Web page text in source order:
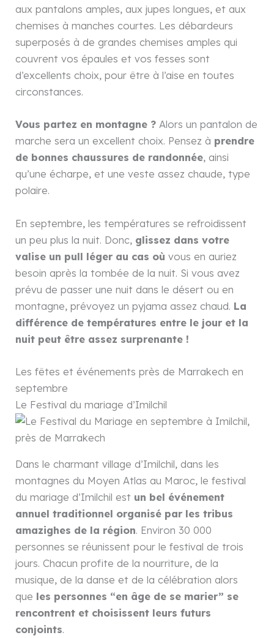
aux pantalons amples, aux jupes longues, et aux
chemises à manches courtes. Les débardeurs
superposés à de grandes chemises amples qui
couvrent vos épaules et vos fesses sont
d’excellents choix, pour être à l’aise en toutes
circonstances.
Vous partez en montagne ? Alors un pantalon de
marche sera un excellent choix. Pensez à prendre
de bonnes chaussures de randonnée, ainsi
qu’une écharpe, et une veste assez chaude, type
polaire.
En septembre, les températures se refroidissent
un peu plus la nuit. Donc, glissez dans votre
valise un pull léger au cas oùvous en auriez
besoin après la tombée de la nuit. Si vous avez
prévu de passer une nuit dans le désert ou en
montagne, prévoyez un pyjama assez chaud. La
différence de températures entre le jour et la
nuit peut être assez surprenante !
Les fêtes et événements près de Marrakech en
septembre
Le Festival du mariage d’Imilchil
Dans le charmant village d’Imilchil, dans les
montagnes du Moyen Atlas au Maroc, le festival
du mariage d’Imilchil est un bel événement
annuel traditionnel organisé par les tribus
amazighes de la région. Environ 30 000
personnes se réunissent pour le festival de trois
jours. Chacun profite de la nourriture, de la
musique, de la danse et de la célébration alors
que les personnes “en âge de se marier” se
rencontrent et choisissent leurs futurs
conjoints.